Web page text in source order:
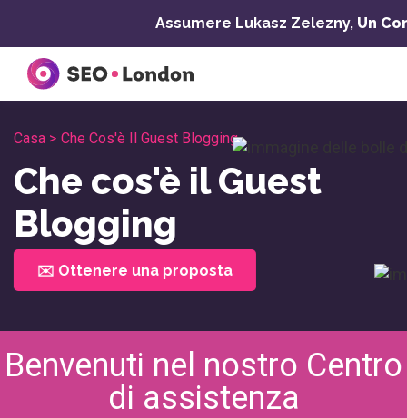
contenuto
Assumere Lukasz Zelezny, Un
Casa > Che Cos'è Il Guest Blogging
Che cos'è il Guest
Blogging
✉️ Ottenere una proposta
Benvenuti nel nostro Centro
di assistenza